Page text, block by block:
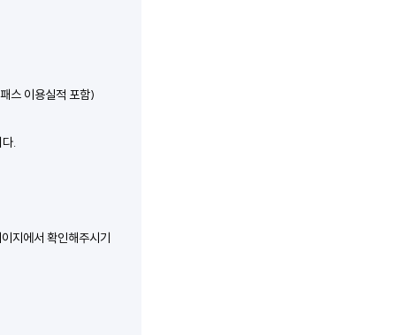
스 이용실적 포함)
.
지에서 확인해주시기